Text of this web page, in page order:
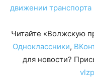
движении транспорта
Читайте «Волжскую
Одноклассники,
для новости?